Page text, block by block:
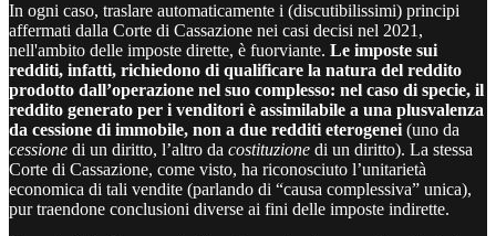
In ogni caso, traslare automaticamente i (discutibilissimi) principi
affermati dalla Corte di Cassazione nei casi decisi nel 2021,
nell'ambito delle imposte dirette, è fuorviante. Le imposte sui
redditi, infatti, richiedono di qualificare la natura del reddito
prodotto dall’operazione nel suo complesso: nel caso di specie, il
reddito generato per i venditori è assimilabile a una plusvalenza
da cessione di immobile, non a due redditi eterogenei (uno da
cessione di un diritto, l’altro da costituzione di un diritto). La stessa
Corte di Cassazione, come visto, ha riconosciuto l’unitarietà
economica di tali vendite (parlando di “causa complessiva” unica),
pur traendone conclusioni diverse ai fini delle imposte indirette.